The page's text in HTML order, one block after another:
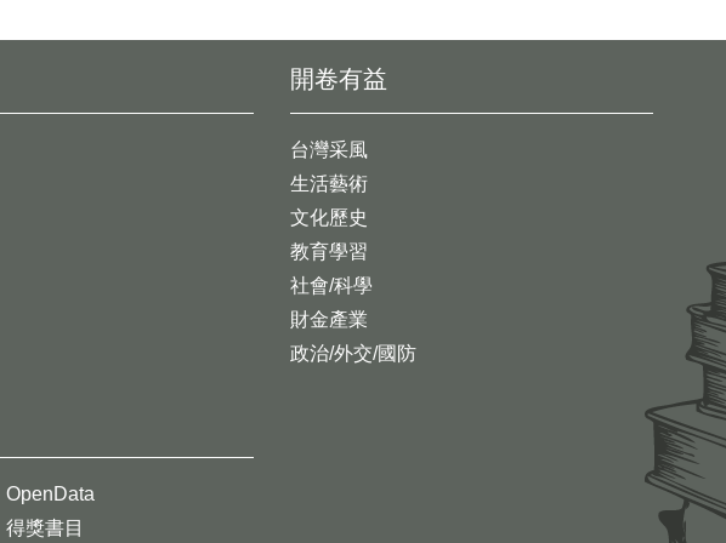
開卷有益
台灣采風
生活藝術
文化歷史
教育學習
社會/科學
財金產業
政治/外交/國防
OpenData
得獎書目